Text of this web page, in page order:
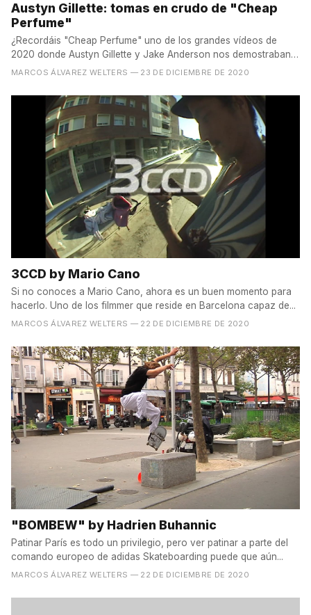
Austyn Gillette: tomas en crudo de "Cheap
Perfume"
¿Recordáis "Cheap Perfume" uno de los grandes vídeos de
2020 donde Austyn Gillette y Jake Anderson nos demostraban
que...
MARCOS ÁLVAREZ WELTERS — 23 DE DICIEMBRE DE 2020
3CCD by Mario Cano
Si no conoces a Mario Cano, ahora es un buen momento para
hacerlo. Uno de los filmmer que reside en Barcelona capaz de...
MARCOS ÁLVAREZ WELTERS — 22 DE DICIEMBRE DE 2020
"BOMBEW" by Hadrien Buhannic
Patinar París es todo un privilegio, pero ver patinar a parte del
comando europeo de adidas Skateboarding puede que aún...
MARCOS ÁLVAREZ WELTERS — 22 DE DICIEMBRE DE 2020